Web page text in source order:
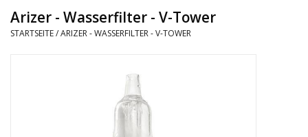
Headshop
Arizer - Wasserfilter - V-Tower
STARTSEITE/ARIZER - WASSERFILTER - V-TOWER